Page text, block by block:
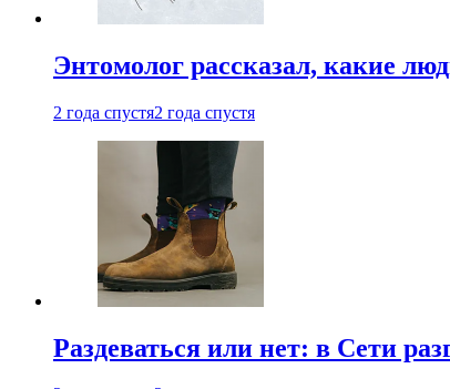
Энтомолог рассказал, какие
2 года спустя2 года спустя
Раздеваться или нет: в Сети